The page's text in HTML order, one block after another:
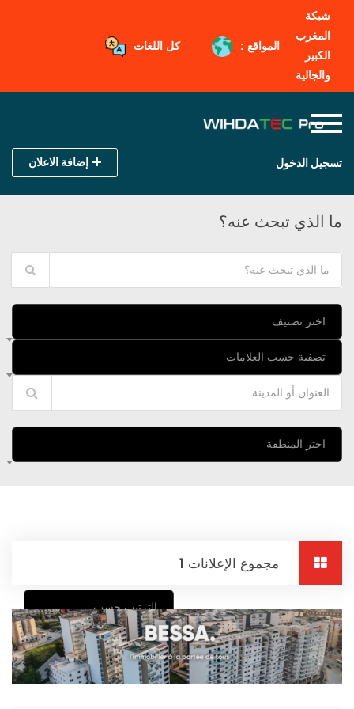
شبكة
المغرب
الكبير
والجالية
المواقع : كل اللغات
تسجيل الدخول إضافة الاعلان
ما الذي تبحث عنه؟
اختر تصنيف
تصفية حسب العلامات
اختر المنطقة
مجموع الإعلانات 1
الترتيب حسب